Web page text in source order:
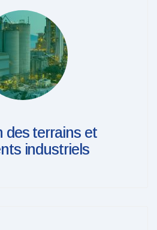
des terrains et
industriels